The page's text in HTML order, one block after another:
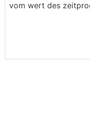
vom wert des